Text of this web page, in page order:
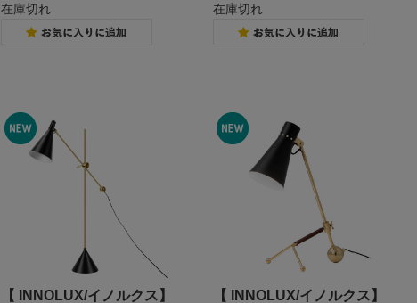
在庫切れ
在庫切れ
【 INNOLUX/イノルクス】
【 INNOLUX/イノルクス】